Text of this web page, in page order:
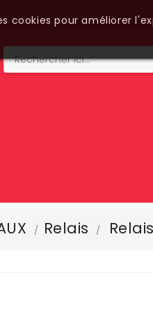
cookies pour améliorer
Relais